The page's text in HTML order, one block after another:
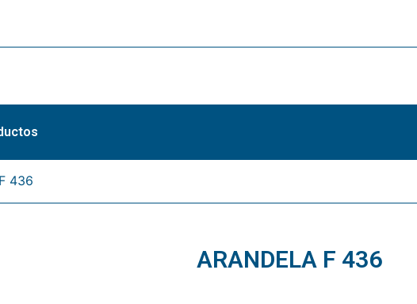
436
ARANDELA F 436